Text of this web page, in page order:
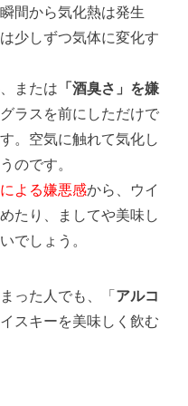
間から気化熱は発生
少しずつ気体に変化す
、または 「酒臭さ」を嫌
ラスを前にしただけで
。空気に触れて気化し
のです。
による嫌悪感から、ウイ
たり、ましてや美味し
でしょう。
った人でも、「アルコ
スキーを美味しく飲む